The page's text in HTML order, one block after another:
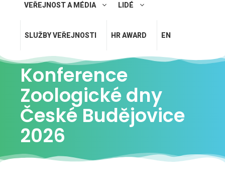
VEŘEJNOST A MÉDIA LIDÉ
SLUŽBY VEŘEJNOSTI HR AWARD EN
Konference
Zoologické dny
České Budějovice
2026